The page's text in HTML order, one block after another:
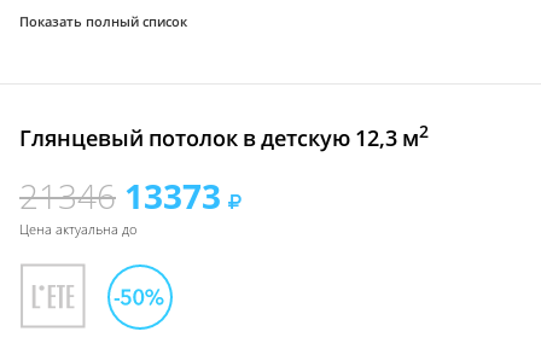
Показать полный список
Глянцевый потолок в детскую 12,3 м2
21346 13373
Цена актуальна до